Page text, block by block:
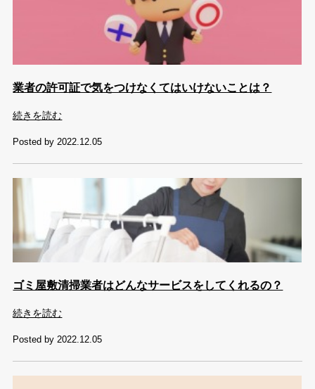
業者の許可証で気をつけなくてはいけないことは？
続きを読む
Posted by 2022.12.05
ゴミ屋敷清掃業者はどんなサービスをしてくれるの？
続きを読む
Posted by 2022.12.05